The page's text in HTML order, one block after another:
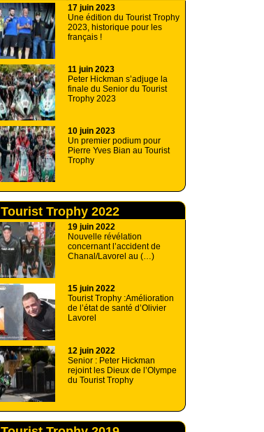
17 juin 2023
Une édition du Tourist Trophy
2023, historique pour les
français !
11 juin 2023
Peter Hickman s’adjuge la
finale du Senior du Tourist
Trophy 2023
10 juin 2023
Un premier podium pour
Pierre Yves Bian au Tourist
Trophy
Tourist Trophy 2022
19 juin 2022
Nouvelle révélation
concernant l’accident de
Chanal/Lavorel au (…)
15 juin 2022
Tourist Trophy :Amélioration
de l’état de santé d’Olivier
Lavorel
12 juin 2022
Senior : Peter Hickman
rejoint les Dieux de l’Olympe
du Tourist Trophy